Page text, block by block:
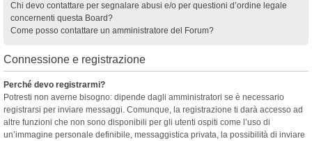
Chi devo contattare per segnalare abusi e/o per questioni d’ordine legale
concernenti questa Board?
Come posso contattare un amministratore del Forum?
Connessione e registrazione
Perché devo registrarmi?
Potresti non averne bisogno: dipende dagli amministratori se è necessario
registrarsi per inviare messaggi. Comunque, la registrazione ti darà accesso ad
altre funzioni che non sono disponibili per gli utenti ospiti come l’uso di
un’immagine personale definibile, messaggistica privata, la possibilità di inviare